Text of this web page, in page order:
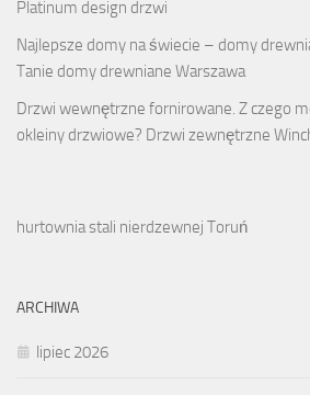
Platinum design drzwi
Najlepsze domy na świecie – domy
Tanie domy drewniane Warszawa
Drzwi wewnętrzne fornirowane. Z czego
okleiny drzwiowe? Drzwi zewnętrzne
hurtownia stali nierdzewnej Toruń
ARCHIWA
lipiec 2026